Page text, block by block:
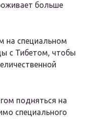
больше
на специальном
с Тибетом, чтобы
подняться на
специального